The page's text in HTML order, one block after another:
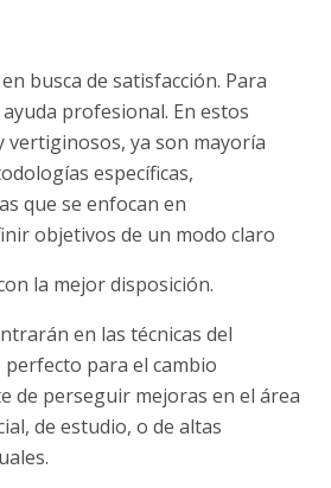
busca de satisfacción. Para
profesional. En estos
vertiginosos, ya son mayoría
específicas,
que se enfocan en
objetivos de un modo claro
la mejor disposición.
en las técnicas del
para el cambio
de perseguir mejoras en el área
de estudio, o de altas